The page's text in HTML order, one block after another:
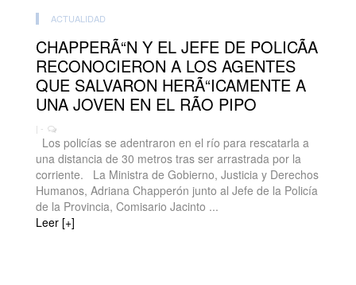
ACTUALIDAD
CHAPPERÃ“N Y EL JEFE DE POLICÃA
RECONOCIERON A LOS AGENTES
QUE SALVARON HERÃ“ICAMENTE A
UNA JOVEN EN EL RÃO PIPO
| -
Los policías se adentraron en el río para rescatarla a
una distancia de 30 metros tras ser arrastrada por la
corriente. La Ministra de Gobierno, Justicia y Derechos
Humanos, Adriana Chapperón junto al Jefe de la Policía
de la Provincia, Comisario Jacinto ...
Leer [+]